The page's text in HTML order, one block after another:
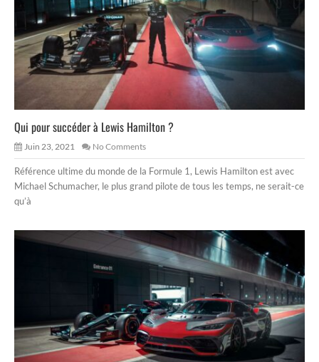
Qui pour succéder à Lewis Hamilton ?
Juin 23, 2021 No Comments
Référence ultime du monde de la Formule 1, Lewis Hamilton est avec
Michael Schumacher, le plus grand pilote de tous les temps, ne serait-ce
qu’à